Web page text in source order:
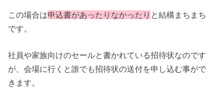
この場合は申込書があったりなかったり と結構まちまち
です。
社員や家族向けのセールと書かれている招待状なのです
が、会場に行くと誰でも招待状の送付を申し込む事がで
きます。